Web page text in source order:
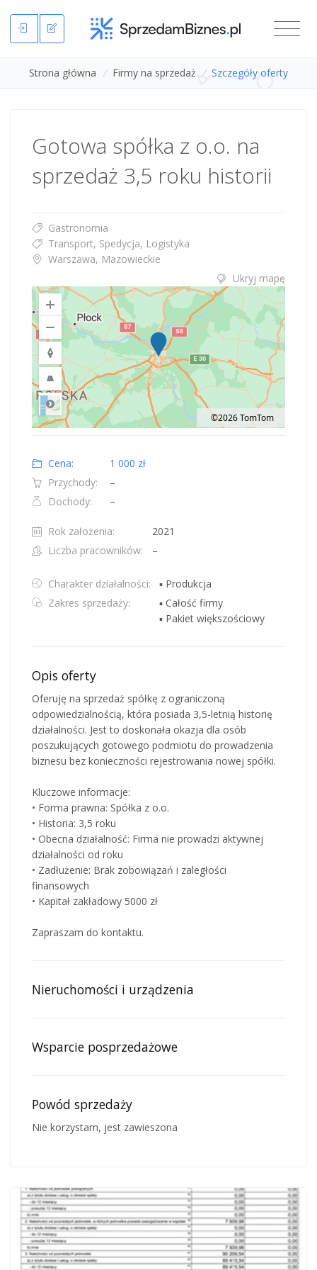
Strona główna / Firmy na sprzedaż / Szczegóły oferty
Gotowa spółka z o.o. na
sprzedaż 3,5 roku historii
Gastronomia
Transport, Spedycja, Logistyka
Warszawa, Mazowieckie
Ukryj mapę
Road
©2026 TomTom
Cena:
1 000 zł
Przychody:
–
Dochody:
–
Rok założenia:
2021
Liczba pracowników:
–
Charakter działalności:
▪ Produkcja
Zakres sprzedaży:
▪ Całość firmy
▪ Pakiet większościowy
Opis oferty
Oferuję na sprzedaż spółkę z ograniczoną
odpowiedzialnością, która posiada 3,5-letnią historię
działalności. Jest to doskonała okazja dla osób
poszukujących gotowego podmiotu do prowadzenia
biznesu bez konieczności rejestrowania nowej spółki.
Kluczowe informacje:
• Forma prawna: Spółka z o.o.
• Historia: 3,5 roku
• Obecna działalność: Firma nie prowadzi aktywnej
działalności od roku
• Zadłużenie: Brak zobowiązań i zaległości
finansowych
• Kapitał zakładowy 5000 zł
Zapraszam do kontaktu.
Nieruchomości i urządzenia
Wsparcie posprzedażowe
Powód sprzedaży
Nie korzystam, jest zawieszona